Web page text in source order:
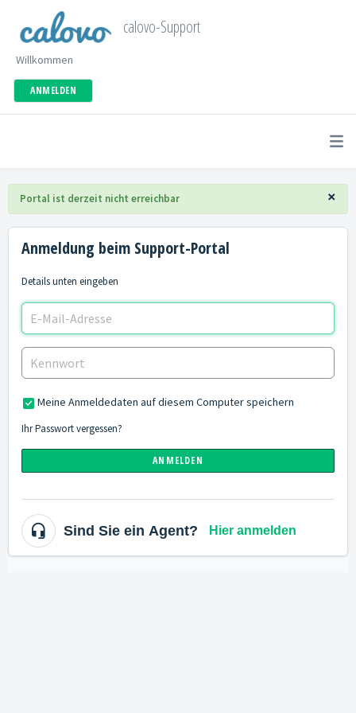
calovo-Support
Willkommen
ANMELDEN
×
Portal ist derzeit nicht erreichbar
Anmeldung beim Support-Portal
Details unten eingeben
Meine Anmeldedaten auf diesem Computer speichern
Ihr Passwort vergessen?
ANMELDEN
Sind Sie ein Agent? Hier anmelden